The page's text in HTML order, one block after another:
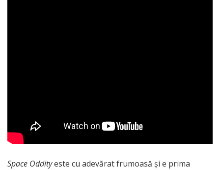
Space Oddityeste cu adevărat frumoasă și e prima